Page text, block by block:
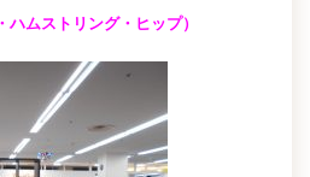
ムストリング・ヒップ）